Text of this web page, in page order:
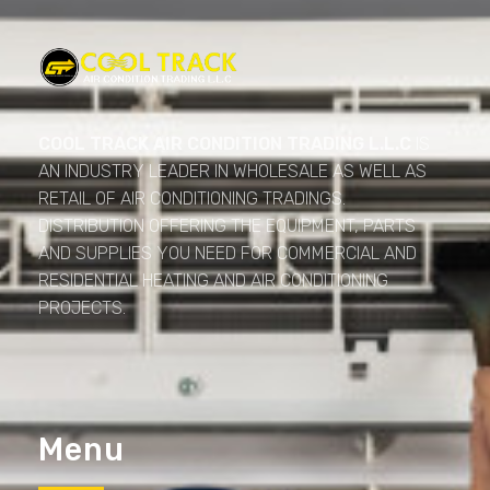
Cool Track Air Condition Trading LLC
AN INDUSTRY LEADER IN WHOLESALE AS WELL AS
RETAIL OF AIR CONDITIONING TRADINGS.
DISTRIBUTION OFFERING THE EQUIPMENT, PARTS
AND SUPPLIES YOU NEED FOR COMMERCIAL AND
RESIDENTIAL HEATING AND AIR CONDITIONING
PROJECTS.
Menu